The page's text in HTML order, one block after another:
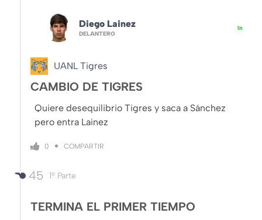
Diego Lainez
DELANTERO
In
UANL Tigres
CAMBIO DE TIGRES
Quiere desequilibrio Tigres y saca a Sánchez
pero entra Lainez
0 COMPARTIR
45 1º Parte
TERMINA EL PRIMER TIEMPO